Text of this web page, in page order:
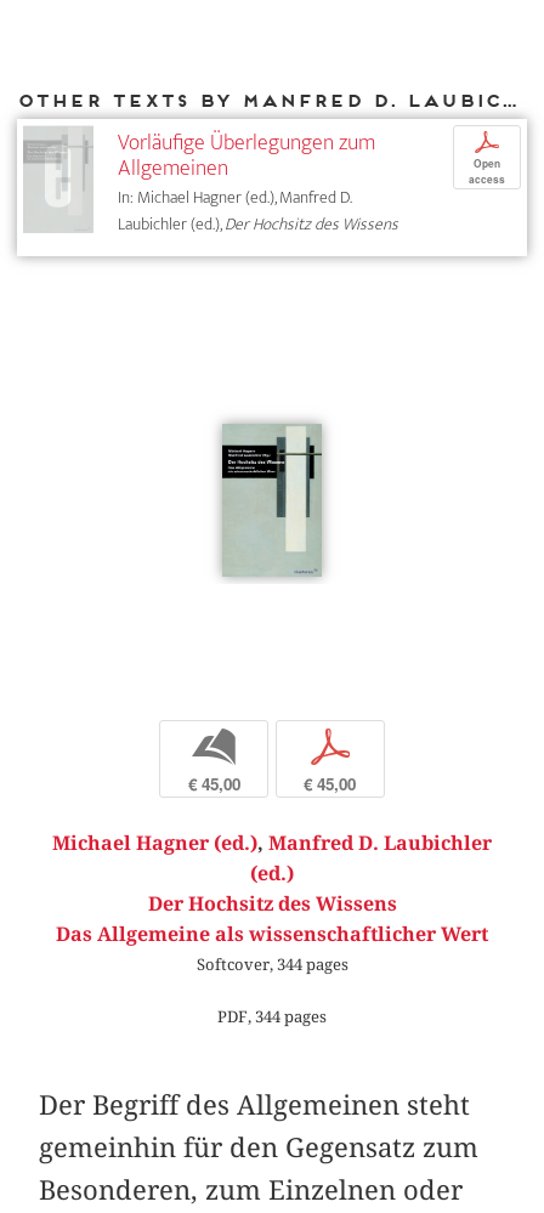
Other texts by Manfred D. Laubichler for DIAPHANES
Vorläufige Überlegungen zum
Allgemeinen
In: Michael Hagner (ed.), Manfred D.
Laubichler (ed.),Der Hochsitz des Wissens
p
Open
access
b
€ 45,00
p
€ 45,00
Michael Hagner (ed.), Manfred D. Laubichler
(ed.)
Der Hochsitz des Wissens
Das Allgemeine als wissenschaftlicher Wert
Softcover, 344 pages
PDF, 344 pages
Der Begriff des Allgemeinen steht
gemeinhin für den Gegensatz zum
Besonderen, zum Einzelnen oder